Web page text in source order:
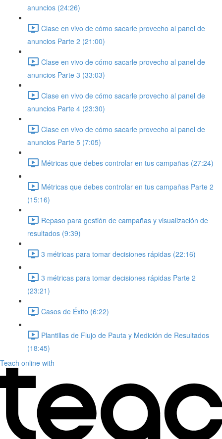
anuncios (24:26)
Clase en vivo de cómo sacarle provecho al panel de
anuncios Parte 2 (21:00)
Clase en vivo de cómo sacarle provecho al panel de
anuncios Parte 3 (33:03)
Clase en vivo de cómo sacarle provecho al panel de
anuncios Parte 4 (23:30)
Clase en vivo de cómo sacarle provecho al panel de
anuncios Parte 5 (7:05)
Métricas que debes controlar en tus campañas (27:24)
Métricas que debes controlar en tus campañas Parte 2
(15:16)
Repaso para gestión de campañas y visualización de
resultados (9:39)
3 métricas para tomar decisiones rápidas (22:16)
3 métricas para tomar decisiones rápidas Parte 2
(23:21)
Casos de Éxito (6:22)
Plantillas de Flujo de Pauta y Medición de Resultados
(18:45)
Teach online with